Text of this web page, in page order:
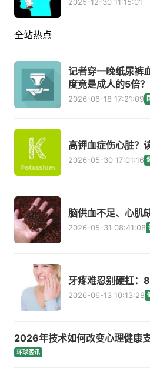
全站热点
记者穿一晚纸尿裤
度竟是成人的5倍？
2026-06-18 17:21:09
高钾血症伤心脏？
2026-05-30 17:01:16
脑供血不足、心肌
2026-05-31 08:41:08
牙疼难忍别硬扛：
2026-06-13 10:13:28
2026年技术如何改变心理健康
环球医讯